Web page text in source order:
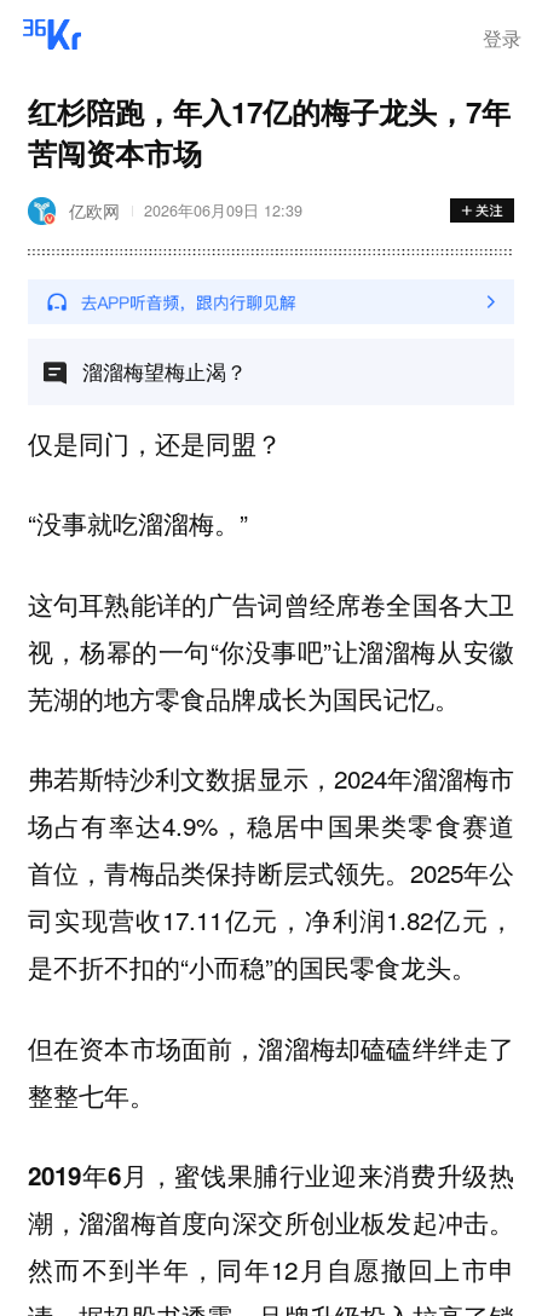
登录
红杉陪跑，年入17亿的梅子龙头，7年
苦闯资本市场
亿欧网 2026年06月09日 12:39
溜溜梅望梅止渴？
仅是同门，还是同盟？
“没事就吃溜溜梅。”
这句耳熟能详的广告词曾经席卷全国各大卫
视，杨幂的一句“你没事吧”让溜溜梅从安徽
芜湖的地方零食品牌成长为国民记忆。
弗若斯特沙利文数据显示，2024年溜溜梅市
场占有率达4.9%，稳居中国果类零食赛道
首位，青梅品类保持断层式领先。2025年公
司实现营收17.11亿元，净利润1.82亿元，
是不折不扣的“小而稳”的国民零食龙头。
但在资本市场面前，溜溜梅却磕磕绊绊走了
整整七年。
2019年6月，蜜饯果脯行业迎来消费升级热
潮，溜溜梅首度向深交所创业板发起冲击。
然而不到半年，同年12月自愿撤回上市申